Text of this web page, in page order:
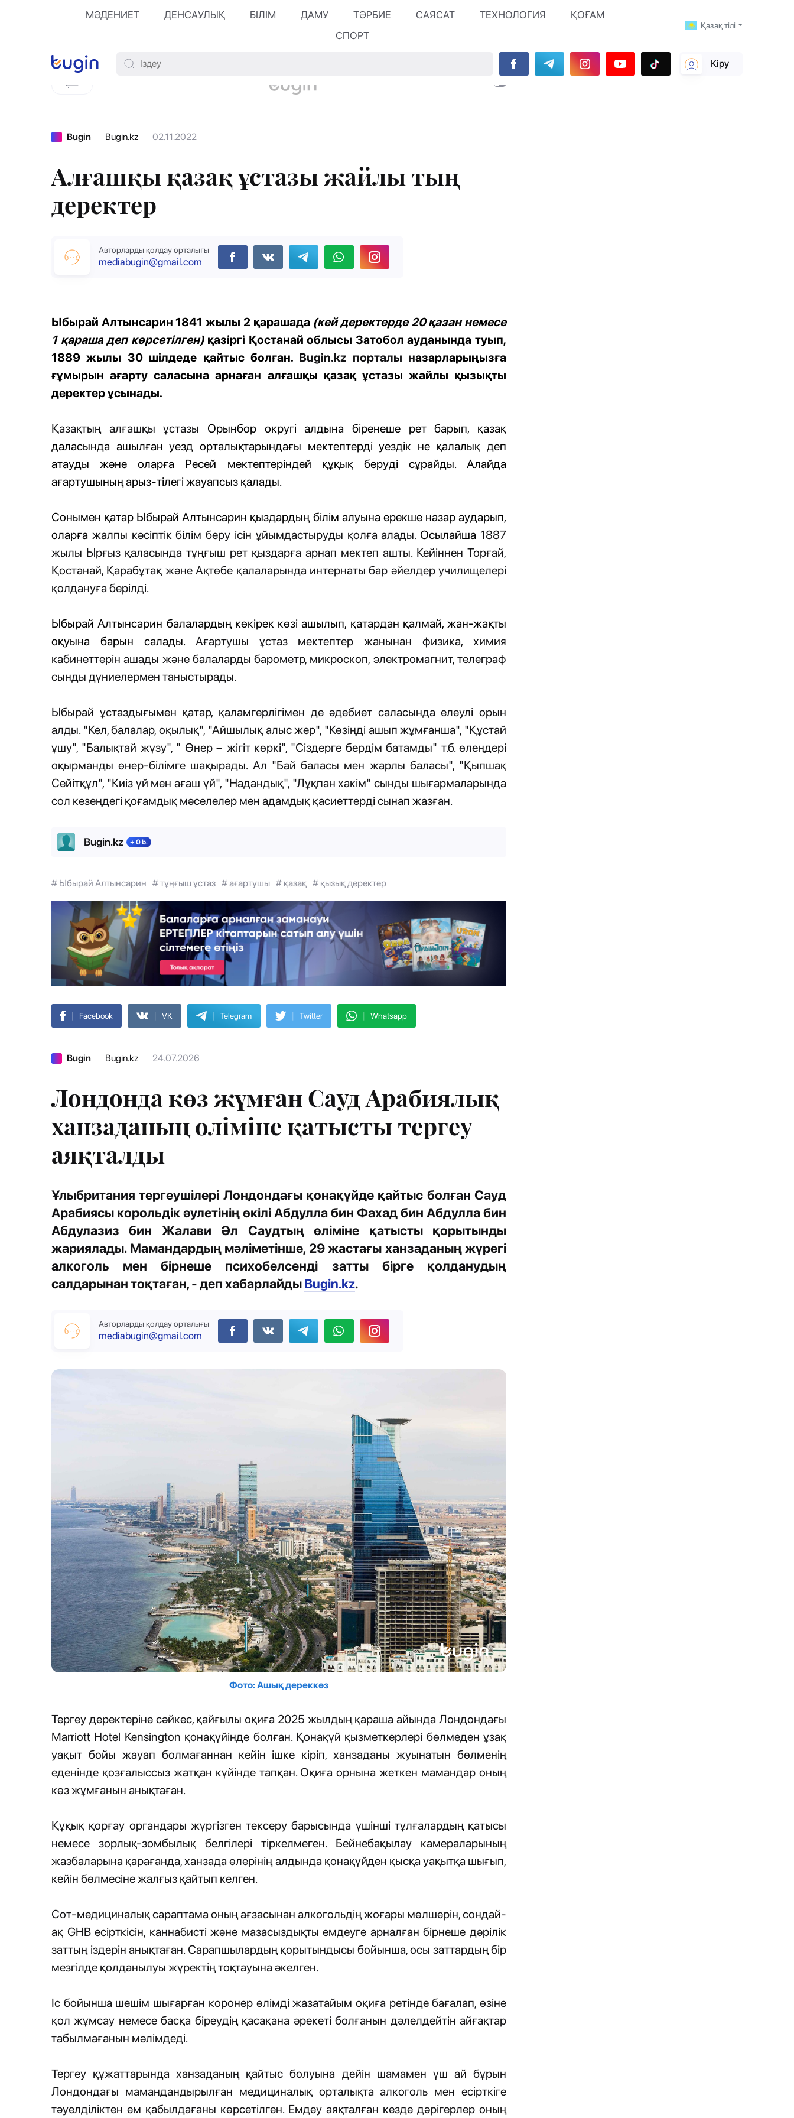
МӘДЕНИЕТ ДЕНСАУЛЫҚ БІЛІМ ДАМУ ТӘРБИЕ САЯСАТ ТЕХНОЛОГИЯ
ҚОҒАМ
СПОРТ
Қазақ тілі
Кіру
Bugin Bugin.kz 02.11.2022
Алғашқы қазақ ұстазы жайлы тың
деректер
Авторларды қолдау орталығы
mediabugin@gmail.com
Ыбырай Алтынсарин 1841 жылы 2 қарашада (кей деректерде20 қазан немесе
1 қарашадеп көрсетілген) қазіргі Қостанай облысы Затобол ауданында туып,
1889 жылы 30 шілдеде қайтыс болған. Bugin.kz порталы назарларыңызға
ғұмырынағарту саласына арнаған алғашқы қазақ ұстазы жайлы қызықты
деректер ұсынады.
Қазақтың алғашқы ұстазы Орынбор округі алдына біренеше рет барып, қазақ
даласында ашылған уезд орталықтарындағы мектептерді уездік не қалалық деп
атауды және оларға Ресей мектептеріндей құқық беруді сұрайды. Алайда
ағартушының арыз-тілегі жауапсыз қалады.
Сонымен қатар Ыбырай Алтынсарин қыздардың білім алуына ерекше назар аударып,
оларға жалпы кәсіптік білім беру ісін ұйымдастыруды қолға алады. Осылайша 1887
жылы Ырғыз қаласында тұңғыш рет қыздарға арнап мектеп ашты. Кейіннен Торғай,
Қостанай, Қарабұтақ және Ақтөбе қалаларында интернаты бар әйелдер училищелері
қолдануға берілді.
Ыбырай Алтынсарин балалардың көкірек көзі ашылып, қатардан қалмай, жан-жақты
оқуына барын салады. Ағартушы ұстаз мектептер жанынан физика, химия
кабинеттерін ашады және балаларды барометр, микроскоп, электромагнит, телеграф
сынды дүниелермен таныстырады.
Ыбырай ұстаздығымен қатар, қаламгерлігімен де әдебиет саласында елеулі орын
алды. "Кел, балалар, оқылық", "Айшылық алыс жер", "Көзіңді ашып жұмғанша", "Құстай
ұшу", "Балықтай жүзу", " Өнер – жігіт көркі", "Сіздерге бердім батамды" т.б. өлеңдері
оқырманды өнер-білімге шақырады. Ал "Бай баласы мен жарлы баласы", "Қыпшақ
Сейітқұл", "Киіз үй мен ағаш үй", "Надандық", "Лұқпан хакім" сынды шығармаларында
сол кезеңдегі қоғамдық мәселелер мен адамдық қасиеттерді сынап жазған.
Bugin.kz + 0 b.
# Ыбырай Алтынсарин # тұңғыш ұстаз # ағартушы # қазақ # қызық деректер
| Facebook | VK | Telegram | Twitter | Whatsapp
Bugin Bugin.kz 24.07.2026
Лондонда көз жұмған Сауд Арабиялық
ханзаданың өліміне қатысты тергеу
аяқталды
Ұлыбритания тергеушілері Лондондағы қонақүйде қайтыс болған Сауд
Арабиясы корольдік әулетінің өкілі Абдулла бин Фахад бин Абдулла бин
Абдулазиз бин Жалави Әл Саудтың өліміне қатысты қорытынды
жариялады. Мамандардың мәліметінше, 29 жастағы ханзаданың жүрегі
алкоголь мен бірнеше психобелсенді затты бірге қолданудың
салдарынан тоқтаған, - деп хабарлайдыBugin.kz.
Авторларды қолдау орталығы
mediabugin@gmail.com
Фото: Ашық дереккөз
Тергеу деректеріне сәйкес, қайғылы оқиға 2025 жылдың қараша айында Лондондағы
Marriott Hotel Kensington қонақүйінде болған. Қонақүй қызметкерлері бөлмеден ұзақ
уақыт бойы жауап болмағаннан кейін ішке кіріп, ханзаданы жуынатын бөлменің
еденінде қозғалыссыз жатқан күйінде тапқан. Оқиға орнына жеткен мамандар оның
көз жұмғанын анықтаған.
Құқық қорғау органдары жүргізген тексеру барысында үшінші тұлғалардың қатысы
немесе зорлық-зомбылық белгілері тіркелмеген. Бейнебақылау камераларының
жазбаларына қарағанда, ханзада өлерінің алдында қонақүйден қысқа уақытқа шығып,
кейін бөлмесіне жалғыз қайтып келген.
Сот-медициналық сараптама оның ағзасынан алкогольдің жоғары мөлшерін, сондай-
ақ GHB есірткісін, каннабисті және мазасыздықты емдеуге арналған бірнеше дәрілік
заттың іздерін анықтаған. Сарапшылардың қорытындысы бойынша, осы заттардың бір
мезгілде қолданылуы жүректің тоқтауына әкелген.
Іс бойынша шешім шығарған коронер өлімді жазатайым оқиға ретінде бағалап, өзіне
қол жұмсау немесе басқа біреудің қасақана әрекеті болғанын дәлелдейтін айғақтар
табылмағанын мәлімдеді.
Тергеу құжаттарында ханзаданың қайтыс болуына дейін шамамен үш ай бұрын
Лондондағы мамандандырылған медициналық орталықта алкоголь мен есірткіге
тәуелділіктен ем қабылдағаны көрсетілген. Емдеу аяқталған кезде дәрігерлер оның